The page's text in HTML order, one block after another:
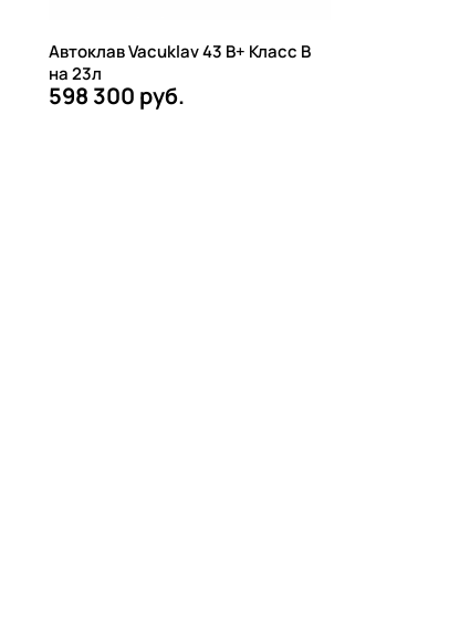
Автоклав Vacuklav 43 B+ Класс B
на 23л
598 300 руб.